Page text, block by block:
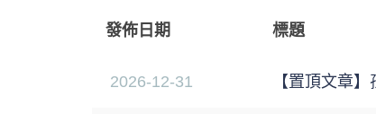
2025
發佈日期 標題
2026-12-31 【置頂文章